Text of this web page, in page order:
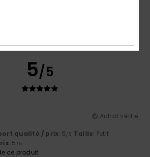
5/5
Achat vérifié
qualité / prix: 5/5 Taille: Petit
: 5 /5
ce produit